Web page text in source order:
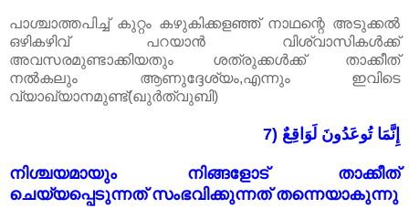
പാശ്ചാത്തപിച്ച് കുറ്റം കഴുകിക്കളഞ്ഞ് നാഥന്റെ അടുക്കൽ
ഒഴികഴിവ് പറയാൻ വിശ്വാസികൾക്ക്
അവസരമുണ്ടാക്കിയതും ശത്രുക്കൾക്ക് താക്കീത്
നൽകലും ആണുദ്ദേശ്യം,എന്നും ഇവിടെ
വ്യാഖ്യാനമുണ്ട്(ഖുർത്വുബി)
7) إِنَّمَا تُوعَدُونَ لَوَاقِعٌ
നിശ്ചയമായും നിങ്ങളോട് താക്കീത്
ചെയ്യപ്പെടുന്നത് സംഭവിക്കുന്നത് തന്നെയാകുന്നു